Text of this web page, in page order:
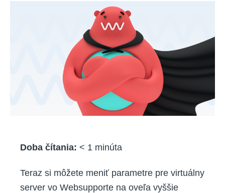
virtuálny
server
(VPS)
Doba čítania: < 1 minúta
Teraz si môžete meniť parametre pre virtuálny
server vo Websupporte na oveľa vyššie